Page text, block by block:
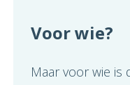
Voor wie?
Maar voor wie is